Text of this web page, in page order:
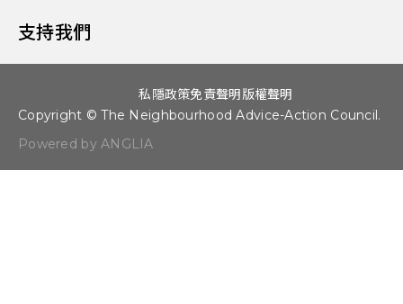
支持我們
Copyright © The Neighbourhood Advice-Action Council.
Powered by ANGLIA
私隱政策免責聲明 版權聲明